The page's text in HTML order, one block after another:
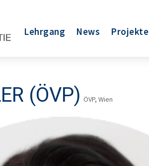
Lehrgang News Projekte
(ÖVP) ÖVP,Wien